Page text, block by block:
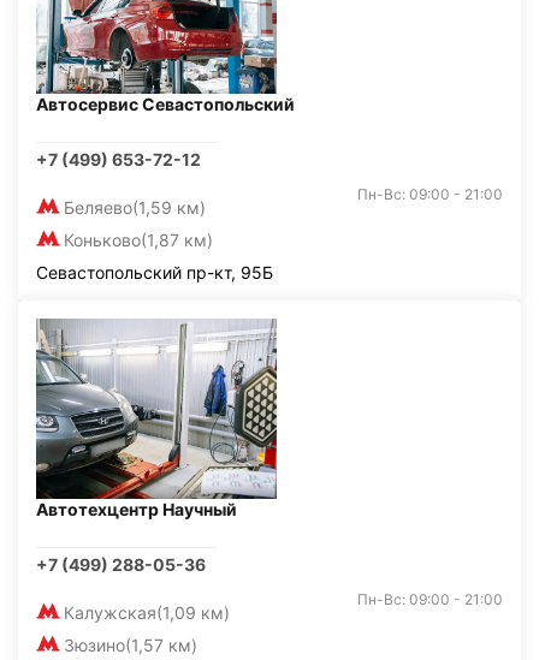
Автосервис Севастопольский
+7 (499) 653-72-12
Беляево(1,59 км)
Коньково(1,87 км)
Пн-Вс: 09:00 - 21:00
Севастопольский пр-кт, 95Б
Автотехцентр Научный
+7 (499) 288-05-36
Калужская(1,09 км)
Зюзино(1,57 км)
Пн-Вс: 09:00 - 21:00